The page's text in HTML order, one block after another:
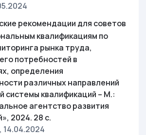
рекомендации для советов
квалификациям по
рынка труда,
потребностей в
определения
различных направлений
системы квалификаций – М.:
агентство развития
2024. 28 с.
, 14.04.2024